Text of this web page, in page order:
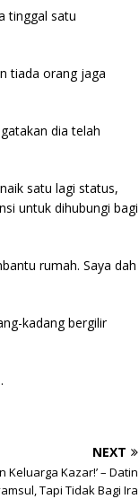
tinggal satu
tiada orang jaga
dia telah
satu lagi status,
untuk dihubungi bagi
rumah. Saya dah
kadang bergilir
NEXT
Keluarga Kazar!’ – Datin
Tapi Tidak Bagi Ira